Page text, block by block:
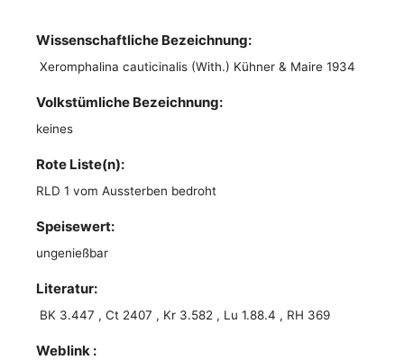
Wissenschaftliche Bezeichnung:
Xeromphalina cauticinalis (With.) Kühner & Maire 1934
Volkstümliche Bezeichnung:
keines
Rote Liste(n):
RLD 1 vom Aussterben bedroht
Speisewert:
ungenießbar
Literatur:
BK 3.447 , Ct 2407 , Kr 3.582 , Lu 1.88.4 , RH 369
Weblink :